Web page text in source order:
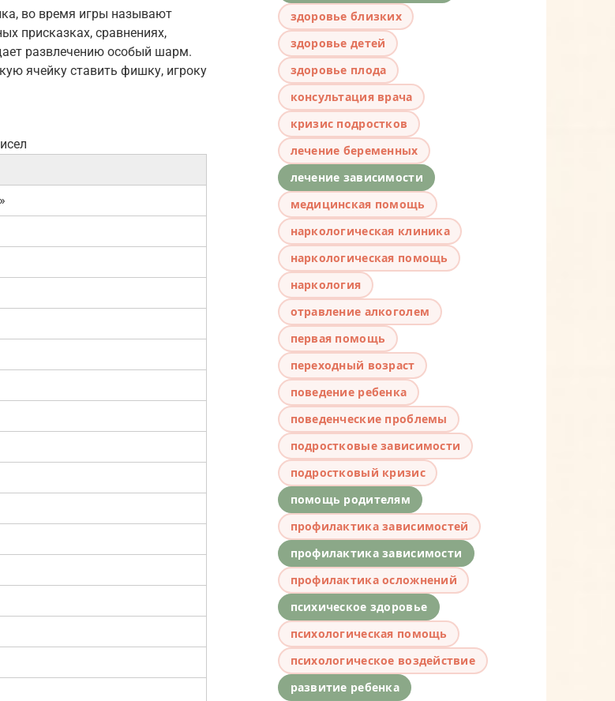
во время игры называют
присказках, сравнениях,
развлечению особый шарм.
ячейку ставить фишку, игроку
здоровье близких
здоровье детей
здоровье плода
консультация врача
кризис подростков
лечение беременных
лечение зависимости
медицинская помощь
наркологическая клиника
наркологическая помощь
наркология
отравление алкоголем
первая помощь
переходный возраст
поведение ребенка
поведенческие проблемы
подростковые зависимости
подростковый кризис
помощь родителям
профилактика зависимостей
профилактика зависимости
профилактика осложнений
психическое здоровье
психологическая помощь
психологическое воздействие
развитие ребенка